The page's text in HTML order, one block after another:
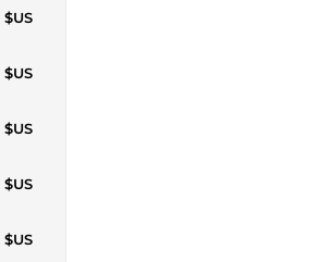
$US
$US
$US
$US